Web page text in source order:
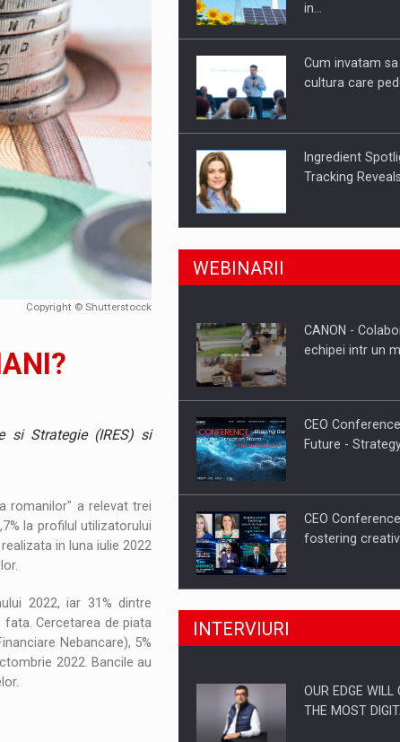
SCENE
500 de participanti
paletizat din Romania, preiau compania intr-o tranzactie de
Copyright © Shutterstocck
si Strategie (IRES) si
romanilor" a relevat trei
la profilul utilizatorului
in luna iulie 2022
2022, iar 31% dintre
Cercetarea de piata
Nebancare), 5%
2022. Bancile au
in…
Cum invatam
cultura care
Ingredient
Tracking
Producatorii si
Proteinmaxxing
WEBINARII
CANON -
echipei intr un
CEO
Future - Strategy
CEO
fostering
CEO
Webinar -
INTERVIURI
OUR EDGE WILL
THE MOST